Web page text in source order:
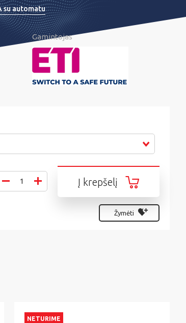
su automatu
Gamintojas
Į krepšelį
Žymėti
NETURIME